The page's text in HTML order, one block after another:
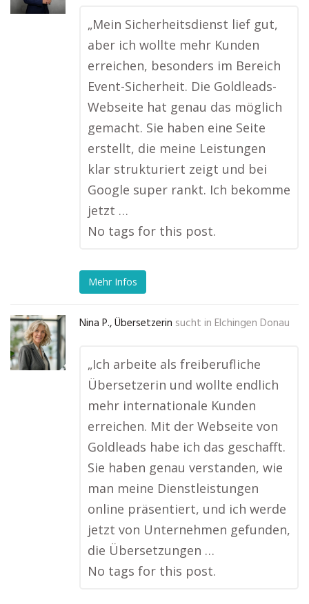
„Mein Sicherheitsdienst lief gut,
aber ich wollte mehr Kunden
erreichen, besonders im Bereich
Event-Sicherheit. Die Goldleads-
Webseite hat genau das möglich
gemacht. Sie haben eine Seite
erstellt, die meine Leistungen
klar strukturiert zeigt und bei
Google super rankt. Ich bekomme
jetzt …
No tags for this post.
Mehr Infos
Nina P., Übersetzerin sucht in Elchingen Donau
„Ich arbeite als freiberufliche
Übersetzerin und wollte endlich
mehr internationale Kunden
erreichen. Mit der Webseite von
Goldleads habe ich das geschafft.
Sie haben genau verstanden, wie
man meine Dienstleistungen
online präsentiert, und ich werde
jetzt von Unternehmen gefunden,
die Übersetzungen …
No tags for this post.